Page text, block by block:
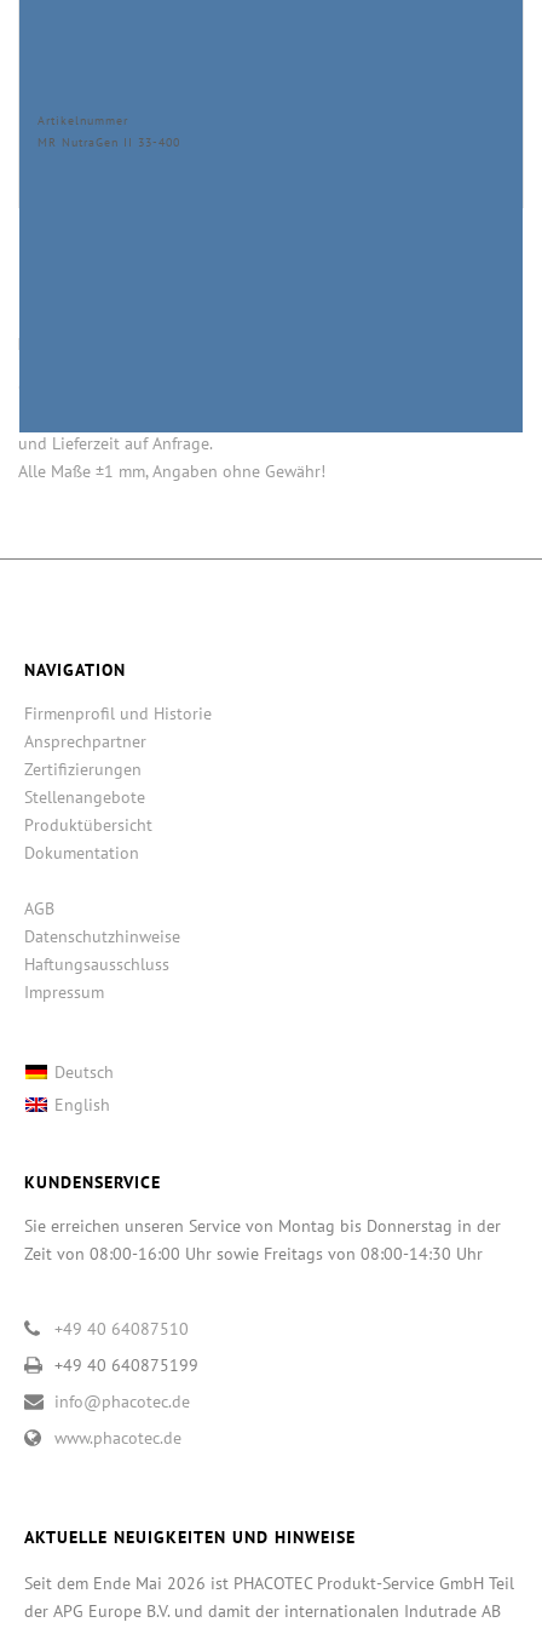
Artikelnummer
MR NutraGen II 33-400
HINWEISE
und Lieferzeit auf Anfrage.
Alle Maße ±1 mm, Angaben ohne Gewähr!
NAVIGATION
Firmenprofil und Historie
Ansprechpartner
Zertifizierungen
Stellenangebote
Produktübersicht
Dokumentation
AGB
Datenschutzhinweise
Haftungsausschluss
Impressum
Deutsch
English
KUNDENSERVICE
Sie erreichen unseren Service von Montag bis Donnerstag in der
Zeit von 08:00-16:00 Uhr sowie Freitags von 08:00-14:30 Uhr
+49 40 64087510
+49 40 640875199
info@phacotec.de
www.phacotec.de
AKTUELLE NEUIGKEITEN UND HINWEISE
Seit dem Ende Mai 2026 ist PHACOTEC Produkt-Service GmbH Teil
der APG Europe B.V. und damit der internationalen Indutrade AB